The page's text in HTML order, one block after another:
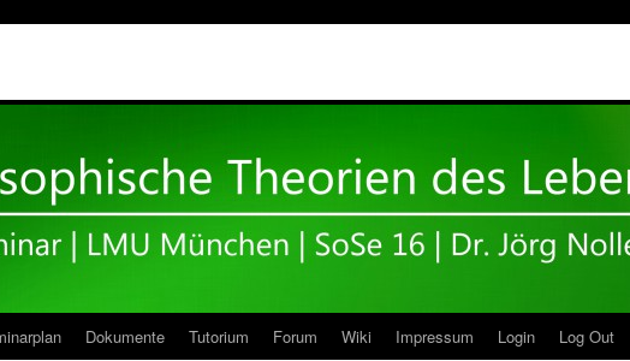
Dokumente Tutorium Forum Wiki Impressum Login Log Out